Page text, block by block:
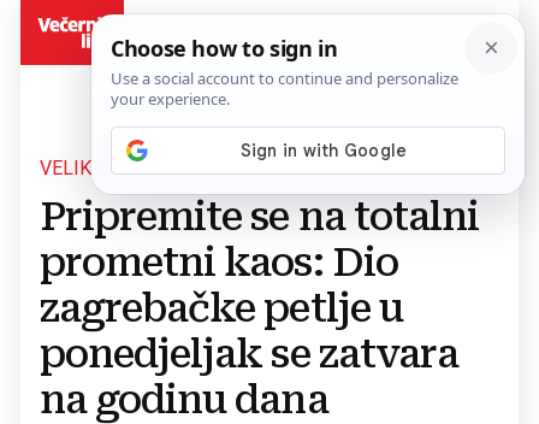
VELIKI PROJEKT
Pripremite se na totalni
prometni kaos: Dio
zagrebačke petlje u
ponedjeljak se zatvara
na godinu dana